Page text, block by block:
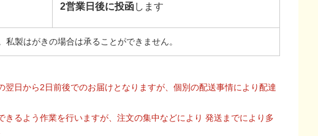
2営業日後に投函します
製はがきの場合は承ることができません。
日から2日前後でのお届けとなりますが、個別の配送事情により配達
るよう作業を行いますが、注文の集中などにより 発送までにより多